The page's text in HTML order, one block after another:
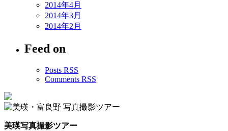
2014年4月
2014年3月
2014年2月
Feed on
Posts RSS
Comments RSS
美瑛写真撮影ツアー